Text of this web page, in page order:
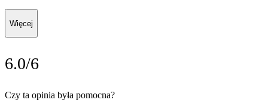
Więcej
6.0/6
Czy ta opinia była pomocna?